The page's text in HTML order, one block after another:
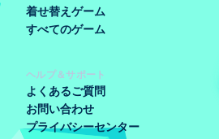
着せ替えゲーム
すべてのゲーム
ヘルプ＆サポート
よくあるご質問
お問い合わせ
プライバシーセンター